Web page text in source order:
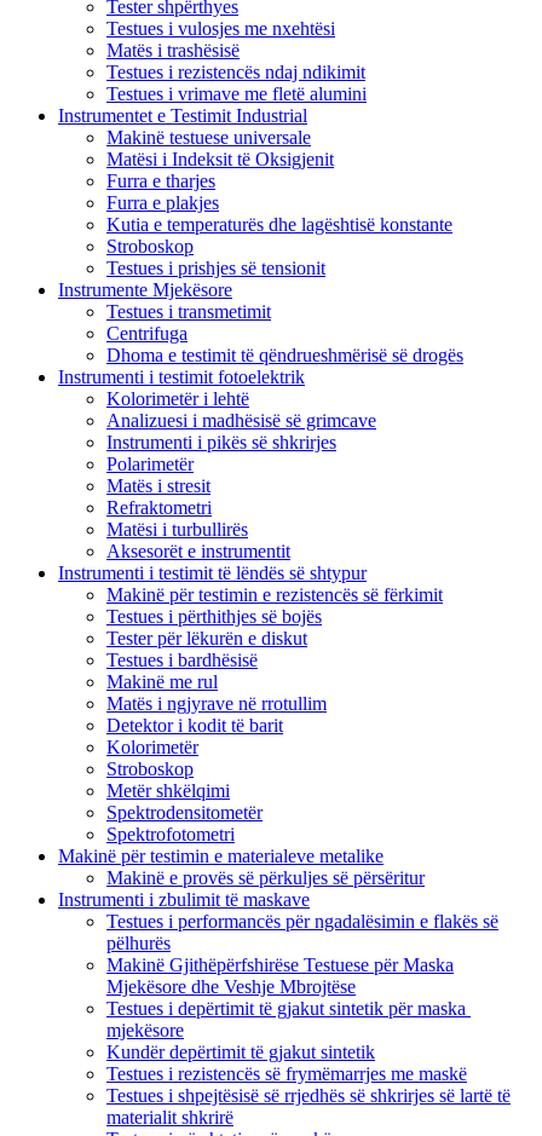
Tester shpërthyes
Testues i vulosjes me nxehtësi
Matës i trashësisë
Testues i rezistencës ndaj ndikimit
Testues i vrimave me fletë alumini
Instrumentet e Testimit Industrial
Makinë testuese universale
Matësi i Indeksit të Oksigjenit
Furra e tharjes
Furra e plakjes
Kutia e temperaturës dhe lagështisë konstante
Stroboskop
Testues i prishjes së tensionit
Instrumente Mjekësore
Testues i transmetimit
Centrifuga
Dhoma e testimit të qëndrueshmërisë së drogës
Instrumenti i testimit fotoelektrik
Kolorimetër i lehtë
Analizuesi i madhësisë së grimcave
Instrumenti i pikës së shkrirjes
Polarimetër
Matës i stresit
Refraktometri
Matësi i turbullirës
Aksesorët e instrumentit
Instrumenti i testimit të lëndës së shtypur
Makinë për testimin e rezistencës së fërkimit
Testues i përthithjes së bojës
Tester për lëkurën e diskut
Testues i bardhësisë
Makinë me rul
Matës i ngjyrave në rrotullim
Detektor i kodit të barit
Kolorimetër
Stroboskop
Metër shkëlqimi
Spektrodensitometër
Spektrofotometri
Makinë për testimin e materialeve metalike
Makinë e provës së përkuljes së përsëritur
Instrumenti i zbulimit të maskave
Testues i performancës për ngadalësimin e flakës së
pëlhurës
Makinë Gjithëpërfshirëse Testuese për Maska
Mjekësore dhe Veshje Mbrojtëse
Testues i depërtimit të gjakut sintetik për maska ​​
mjekësore
Kundër depërtimit të gjakut sintetik
Testues i rezistencës së frymëmarrjes me maskë
Testues i shpejtësisë së rrjedhës së shkrirjes së lartë të
materialit shkrirë